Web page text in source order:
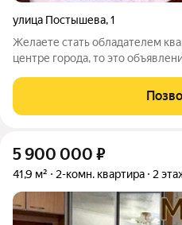
улица Постышева,1
Желаете стать обладателем
центре города, то это
развитой инфраструктурой. О/
сухая. На полу ламинат. Окна
5 900 000 ₽
41,9 м² 2-комн. квартира 2